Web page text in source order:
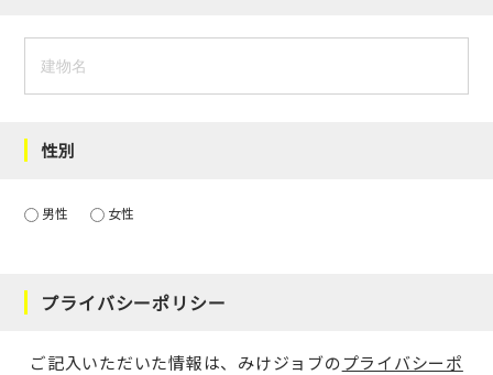
性別
男性 女性
プライバシーポリシー
ご記入いただいた情報は、みけジョブのプライバシーポ